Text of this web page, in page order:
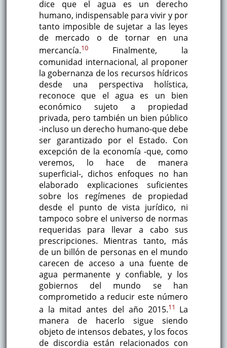
dice que el agua es un derecho
humano, indispensable para vivir y por
tanto imposible de sujetar a las leyes
de mercado o de tornar en una
mercancía.10Finalmente, la
comunidad internacional, al proponer
la gobernanza de los recursos hídricos
desde una perspectiva holística,
reconoce que el agua es un bien
económico sujeto a propiedad
privada, pero también un bien público
-incluso un derecho humano-que debe
ser garantizado por el Estado. Con
excepción de la economía -que, como
veremos, lo hace de manera
superficial-, dichos enfoques no han
elaborado explicaciones suficientes
sobre los regímenes de propiedad
desde el punto de vista jurídico, ni
tampoco sobre el universo de normas
requeridas para llevar a cabo sus
prescripciones. Mientras tanto, más
de un billón de personas en el mundo
carecen de acceso a una fuente de
agua permanente y confiable, y los
gobiernos del mundo se han
comprometido a reducir este número
a la mitad antes del año 2015.11 La
manera de hacerlo sigue siendo
objeto de intensos debates, y los focos
de discordia están relacionados con